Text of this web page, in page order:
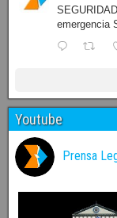
emergencia
Youtube
Prensa